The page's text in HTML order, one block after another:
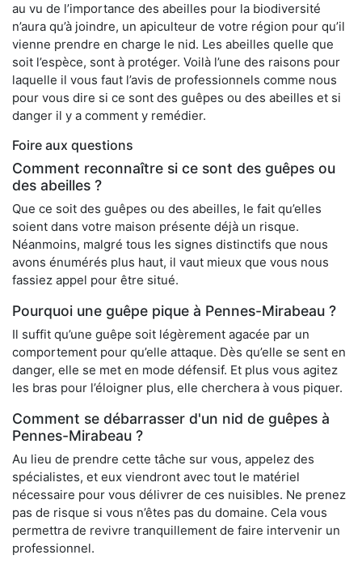
au vu de l’importance des abeilles pour la biodiversité
n’aura qu’à joindre, un apiculteur de votre région pour qu’il
vienne prendre en charge le nid. Les abeilles quelle que
soit l’espèce, sont à protéger. Voilà l’une des raisons pour
laquelle il vous faut l’avis de professionnels comme nous
pour vous dire si ce sont des guêpes ou des abeilles et si
danger il y a comment y remédier.
Foire aux questions
Comment reconnaître si ce sont des guêpes ou
des abeilles ?
Que ce soit des guêpes ou des abeilles, le fait qu’elles
soient dans votre maison présente déjà un risque.
Néanmoins, malgré tous les signes distinctifs que nous
avons énumérés plus haut, il vaut mieux que vous nous
fassiez appel pour être situé.
Pourquoi une guêpe pique à Pennes-Mirabeau ?
Il suffit qu’une guêpe soit légèrement agacée par un
comportement pour qu’elle attaque. Dès qu’elle se sent en
danger, elle se met en mode défensif. Et plus vous agitez
les bras pour l’éloigner plus, elle cherchera à vous piquer.
Comment se débarrasser d'un nid de guêpes à
Pennes-Mirabeau ?
Au lieu de prendre cette tâche sur vous, appelez des
spécialistes, et eux viendront avec tout le matériel
nécessaire pour vous délivrer de ces nuisibles. Ne prenez
pas de risque si vous n’êtes pas du domaine. Cela vous
permettra de revivre tranquillement de faire intervenir un
professionnel.